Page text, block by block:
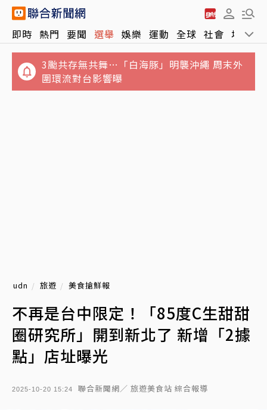
即時 熱門 要聞 選舉 娛樂 運動 全球 社會 地方
3颱共存無共舞…「白海豚」明襲沖繩 周末外
圍環流對台影響曝
udn 旅遊 美食搶鮮報
不再是台中限定！「85度C生甜甜
圈研究所」開到新北了 新增「2據
點」店址曝光
2025-10-20 15:24 聯合新聞網／ 旅遊美食站 綜合報導